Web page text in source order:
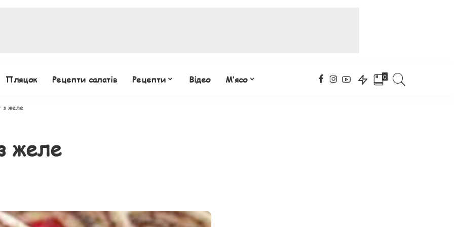
Пляцок Рецепти салатів Рецепти Відео М’ясо 0
з желе
желе